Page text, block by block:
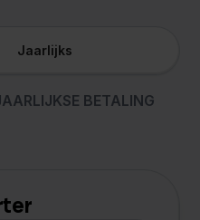
Jaarlijks
BETALING